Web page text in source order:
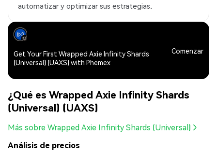
automatizar y optimizar sus estrategias.
Get Your First Wrapped Axie Infinity Shards
(Universal) (UAXS) with Phemex
Comenzar
¿Qué es Wrapped Axie Infinity Shards
(Universal) (UAXS)
Más sobre Wrapped Axie Infinity Shards (Universal)
Análisis de precios